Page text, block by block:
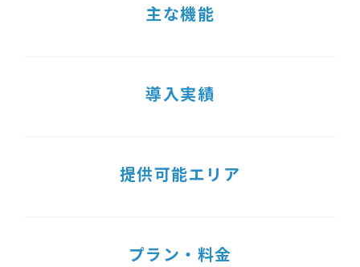
主な機能
導入実績
提供可能エリア
プラン・料金